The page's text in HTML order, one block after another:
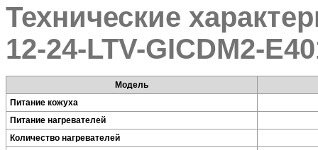
Технические
12-24-LTV-GICDM2-
Модель
Питание кожуха
Питание нагревателей
Количество нагревателей